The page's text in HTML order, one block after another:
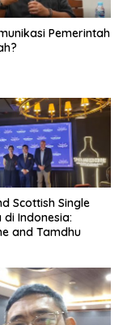
Pemerintah
Scottish Single
di Indonesia:
and Tamdhu